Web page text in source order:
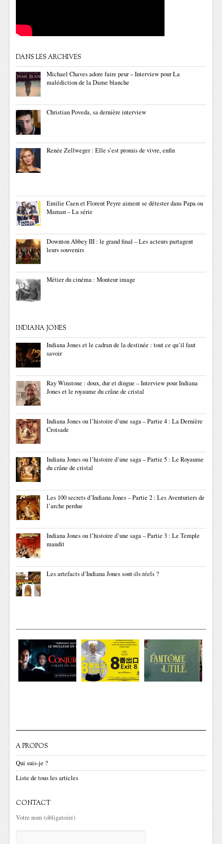
DANS LES ARCHIVES
Michael Chaves adore faire peur – Interview pour La
malédiction de la Dame blanche
Christian Poveda, sa dernière interview
Renée Zellweger : Elle s’est promis de vivre, enfin
Emilie Caen et Florent Peyre aiment se détester dans Papa ou
Maman – La série
Downton Abbey III : le grand final – Les acteurs partagent
leurs souvenirs
Métier du cinéma : Monteur image
INDIANA JONES
Indiana Jones et le cadran de la destinée : tout ce qu’il faut
savoir
Ray Winstone : doux, dur et dingue – Interview pour Indiana
Jones et le royaume du crâne de cristal
Indiana Jones ou l’histoire d’une saga – Partie 4 : La Dernière
Croisade
Indiana Jones ou l’histoire d’une saga – Partie 5 : Le Royaume
du crâne de cristal
Les 100 secrets d’Indiana Jones – Partie 2 : Les Aventuriers de
l’arche perdue
Indiana Jones ou l’histoire d’une saga – Partie 3 : Le Temple
maudit
Les artefacts d’Indiana Jones sont-ils réels ?
A PROPOS
Qui suis-je ?
Liste de tous les articles
CONTACT
Votre nom (obligatoire)